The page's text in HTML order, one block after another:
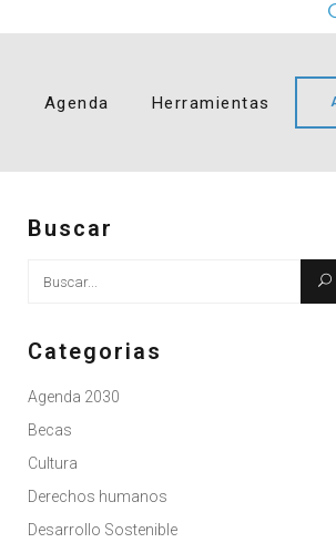
Agenda Herramientas
Buscar
Categorias
Agenda 2030
Becas
Cultura
Derechos humanos
Desarrollo Sostenible